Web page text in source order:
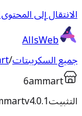
الانتقال إلى
AllsWeb
جميع السكريبتات/
6ammart
التثبيتv4.0.1